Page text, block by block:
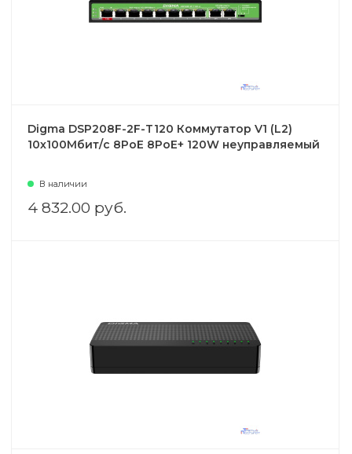
Digma DSP208F-2F-T120 Коммутатор V1 (L2)
10х100Мбит/с 8PoE 8PoE+ 120W неуправляемый
В наличии
4 832.00 руб.